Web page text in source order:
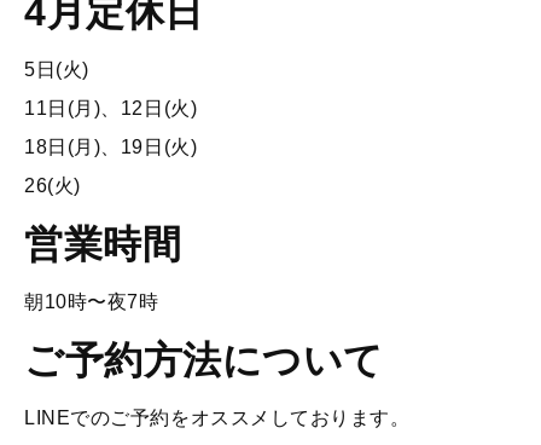
4月定休日
5日(火)
11日(月)、12日(火)
18日(月)、19日(火)
26(火)
営業時間
朝10時〜夜7時
ご予約方法について
LINEでのご予約をオススメしております。